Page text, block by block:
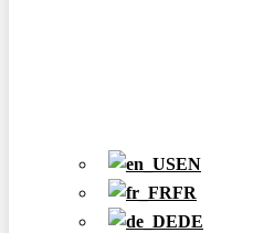
EN
FR
DE